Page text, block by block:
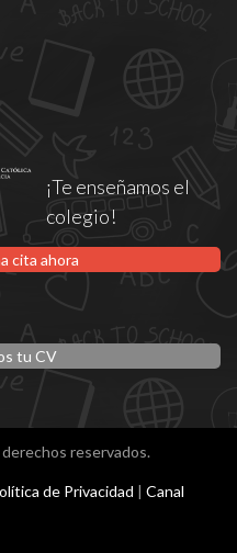
¡Te enseñamos el
colegio!
cita ahora
tu CV
reservados.
de Privacidad | Canal